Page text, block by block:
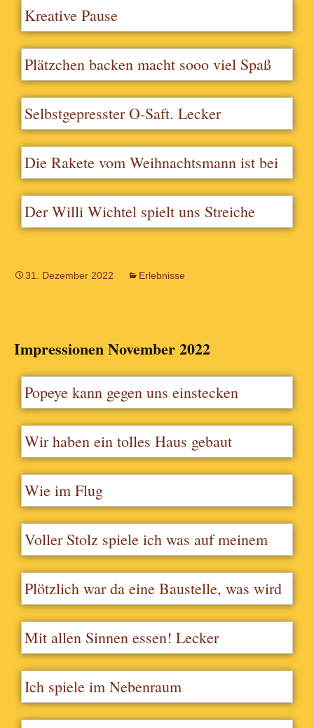
Kreative Pause
Plätzchen backen macht sooo viel Spaß
Selbstgepresster O-Saft. Lecker
Die Rakete vom Weihnachtsmann ist bei
uns ganz weit abgehoben
Der Willi Wichtel spielt uns Streiche
31. Dezember 2022 Erlebnisse
Impressionen November 2022
Popeye kann gegen uns einstecken
Wir haben ein tolles Haus gebaut
Wie im Flug
Voller Stolz spiele ich was auf meinem
Akkordeon vor.Die ganze Kita hat mich
gehört und kam neugierig angelaufen
Plötzlich war da eine Baustelle, was wird
da wohl gebaut…
Mit allen Sinnen essen! Lecker
Ich spiele im Nebenraum